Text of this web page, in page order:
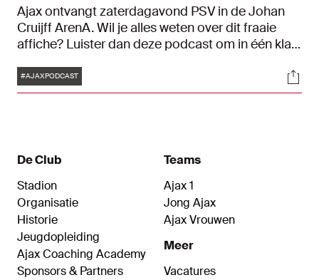
Ajax ontvangt zaterdagavond PSV in de Johan
Cruijff ArenA. Wil je alles weten over dit fraaie
affiche? Luister dan deze podcast om in één klap
Tags
#AJAXPODCAST
De Club
Stadion
Organisatie
Historie
Jeugdopleiding
Ajax Coaching Academy
Sponsors & Partners
Teams
Ajax 1
Jong Ajax
Ajax Vrouwen
Meer
Vacatures